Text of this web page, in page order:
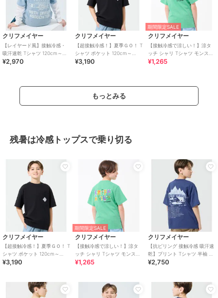
クリフメイヤー
【レイヤード風】接触冷感・
吸汗速乾 Tシャツ 120cm～
170cm
¥2,970
クリフメイヤー
【超接触冷感！】夏季ＧＯ！ T
シャツ ポケット 120cm～
170cm
¥3,190
期間限定SALE
クリフメイヤー
【接触冷感で涼しい！】涼タ
ッチ シャリ Tシャツ モンスタ
ー 120cm～170cm
¥1,265
もっとみる
残暑は冷感トップスで乗り切る
クリフメイヤー
【超接触冷感！】夏季ＧＯ！ T
シャツ ポケット 120cm～
170cm
¥3,190
期間限定SALE
クリフメイヤー
【接触冷感で涼しい！】涼タ
ッチ シャリ Tシャツ モンスタ
ー 120cm～170cm
¥1,265
クリフメイヤー
【抗ピリング 接触冷感 吸汗速
乾】プリント Tシャツ 半袖 北
極 120cm～170cm
¥2,750